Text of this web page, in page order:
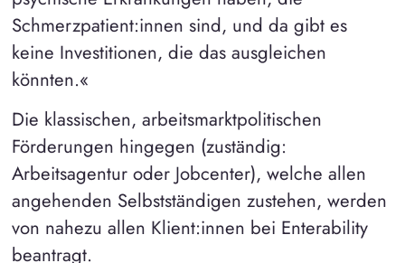
Schmerzpatient:innen sind, und da gibt es
keine Investitionen, die das ausgleichen
könnten.«
Die klassischen, arbeitsmarktpolitischen
Förderungen hingegen (zuständig:
Arbeitsagentur oder Jobcenter), welche allen
angehenden Selbstständigen zustehen, werden
von nahezu allen Klient:innen bei Enterability
beantragt.